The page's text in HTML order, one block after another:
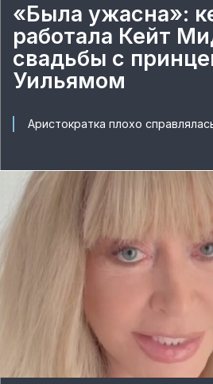
«Была ужасна»:
работала Кейт
свадьбы с
Уильямом
Аристократка плохо